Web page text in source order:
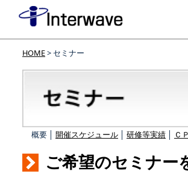
HOME> セミナー
概要 │ 開催スケジュール 研修等実績 Ｃ
ご希望のセミナー